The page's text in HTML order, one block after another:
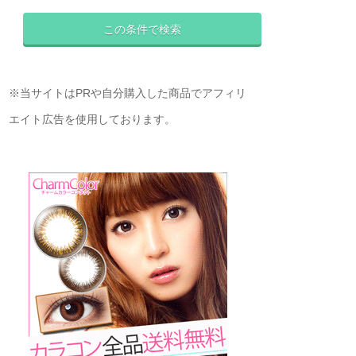
※当サイトはPRや自分購入した商品でアフィリ
エイト広告を使用しております。